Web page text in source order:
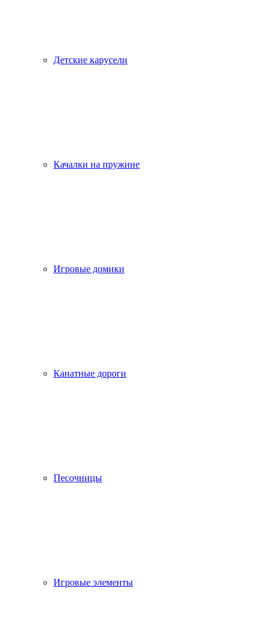
Детские карусели
Качалки на пружине
Игровые домики
Канатные дороги
Песочницы
Игровые элементы